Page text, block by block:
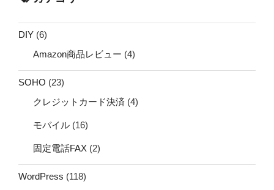
DIY (6)
Amazon商品レビュー (4)
SOHO (23)
クレジットカード決済 (4)
モバイル (16)
固定電話FAX (2)
WordPress (118)